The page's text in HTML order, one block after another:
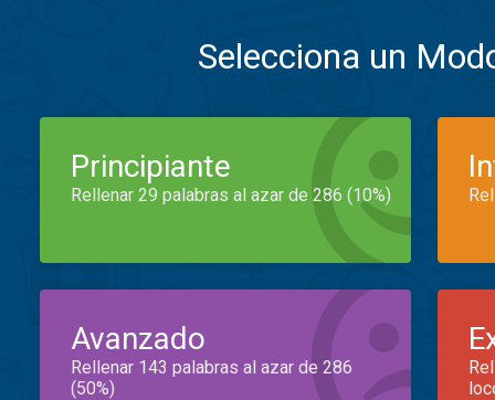
Selecciona un
Principiante
Rellenar 29 palabras al azar de 286 (10%)
Avanzado
Rellenar 143 palabras al azar de 286
(50%)